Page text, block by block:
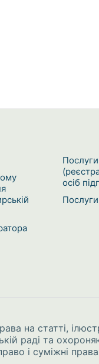
осіб
на статті,
раді та
і суміжні